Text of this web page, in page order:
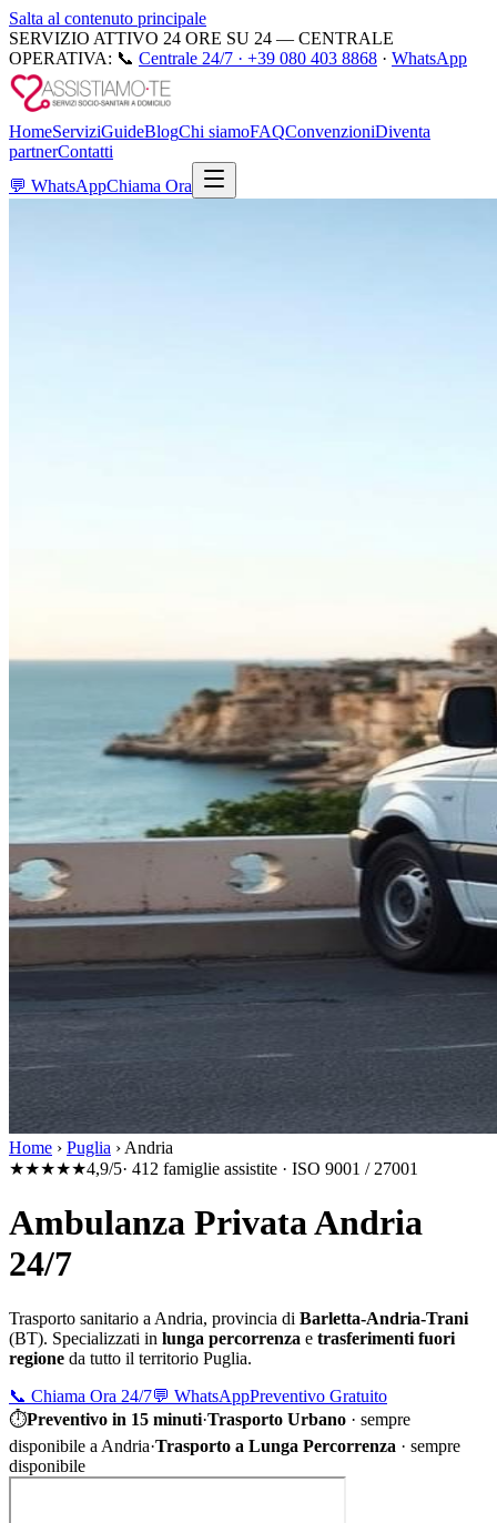
Salta al contenuto principale
SERVIZIO ATTIVO 24 ORE SU 24 — CENTRALE
OPERATIVA: 📞 Centrale 24/7 · +39 080 403 8868 · WhatsApp
HomeServiziGuideBlogChi siamoFAQConvenzioniDiventa
partnerContatti
💬 WhatsAppChiama Ora
Home › Puglia › Andria
★★★★★4,9/5· 412 famiglie assistite · ISO 9001 / 27001
Ambulanza Privata Andria
24/7
Trasporto sanitario a Andria, provincia di Barletta-Andria-Trani
(BT). Specializzati in lunga percorrenza e trasferimenti fuori
regione da tutto il territorio Puglia.
📞 Chiama Ora 24/7💬 WhatsAppPreventivo Gratuito
⏱Preventivo in 15 minuti·Trasporto Urbano · sempre
disponibile a Andria·Trasporto a Lunga Percorrenza · sempre
disponibile